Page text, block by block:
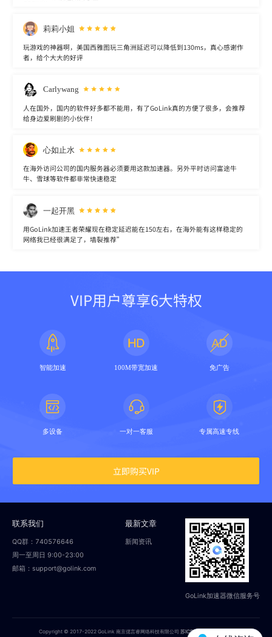
莉莉小姐
玩游戏的神器啊，美国西雅图玩三角洲延迟可以降低到130ms，真心感谢作
者，给个大大的好评
Carlywang
人在国外，国内的软件好多都不能用，有了GoLink真的方便了很多，会推荐
给身边爱刷剧的小伙伴！
心如止水
在海外访问公司的国内服务器必须要用这款加速器。另外平时访问富途牛
牛、雪球等软件都非常快速稳定
一起开黑
用GoLink加速王者荣耀现在稳定延迟能在150左右，在海外能有这样稳定的
网络我已经很满足了，墙裂推荐”
VIP用户尊享6大特权
智能加速 100M带宽加速 免广告
多设备 一对一客服 专属高速专线
立即购买VIP
联系我们
QQ群：740576646
周一至周日 9:00-23:00
邮箱：support@golink.com
最新文章
新闻资讯
GoLink加速器微信服务号
Copyright © 2017-2022 GoLink 南京偲言睿网络科技有限公司苏ICP备18014251号-2